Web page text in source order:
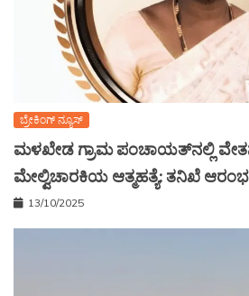
ಬ್ರೇಕಿಂಗ್ ನ್ಯೂಸ್
ಮಳಖೇಡ ಗ್ರಾಮ ಪಂಚಾಯತ್‌ನಲ್ಲಿ
ಮೇಲ್ವಿಚಾರಕಿಯ ಆತ್ಮಹತ್ಯೆ: ತನಿಖೆ ಆರಂಭ
13/10/2025